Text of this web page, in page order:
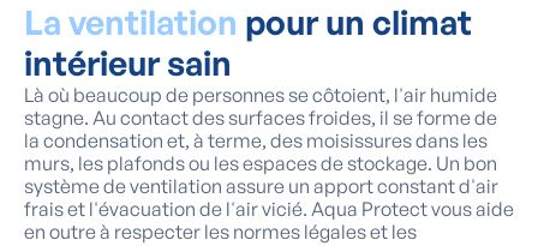
La ventilation pour un climat
intérieur sain
Là où beaucoup de personnes se côtoient, l'air humide
stagne. Au contact des surfaces froides, il se forme de
la condensation et, à terme, des moisissures dans les
murs, les plafonds ou les espaces de stockage. Un bon
système de ventilation assure un apport constant d'air
frais et l'évacuation de l'air vicié. Aqua Protect vous aide
en outre à respecter les normes légales et les